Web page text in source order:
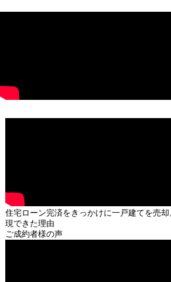
住宅ローン完済をきっかけに一戸建てを売
現できた理由
ご成約者様の声